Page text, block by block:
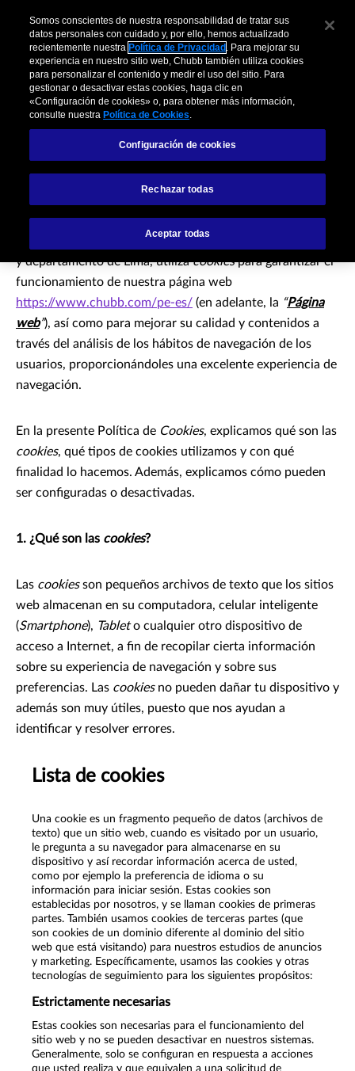
Política de Cookies
Nº20390625007, con domicilio en Calle Amador Merino
Reyna Nº267, interior 402, distrito de San Isidro, provincia
y departamento de Lima, utilizacookiespara garantizar el
funcionamiento de nuestra página web
https://www.chubb.com/pe-es/ (en adelante, la “Página
web”), así como para mejorar su calidad y contenidos a
través del análisis de los hábitos de navegación de los
usuarios, proporcionándoles una excelente experiencia de
navegación.
En la presente Política de Cookies, explicamos qué son las
cookies, qué tipos de cookies utilizamos y con qué
finalidad lo hacemos. Además, explicamos cómo pueden
ser configuradas o desactivadas.
1. ¿Qué son las cookies?
Las cookiesson pequeños archivos de texto que los sitios
web almacenan en su computadora, celular inteligente
(Smartphone), Tableto cualquier otro dispositivo de
acceso a Internet, a fin de recopilar cierta información
sobre su experiencia de navegación y sobre sus
preferencias. Las cookies no pueden dañar tu dispositivo y
además son muy útiles, puesto que nos ayudan a
identificar y resolver errores.
Lista de cookies
Una cookie es un fragmento pequeño de datos (archivos de
texto) que un sitio web, cuando es visitado por un usuario,
le pregunta a su navegador para almacenarse en su
dispositivo y así recordar información acerca de usted,
como por ejemplo la preferencia de idioma o su
información para iniciar sesión. Estas cookies son
establecidas por nosotros, y se llaman cookies de primeras
partes. También usamos cookies de terceras partes (que
son cookies de un dominio diferente al dominio del sitio
web que está visitando) para nuestros estudios de anuncios
y marketing. Específicamente, usamos las cookies y otras
tecnologías de seguimiento para los siguientes propósitos:
Estrictamente necesarias
Estas cookies son necesarias para el funcionamiento del
sitio web y no se pueden desactivar en nuestros sistemas.
Generalmente, solo se configuran en respuesta a acciones
que usted realiza y que equivalen a una solicitud de
Somos conscientes de nuestra responsabilidad de tratar sus
datos personales con cuidado y, por ello, hemos actualizado
recientemente nuestra Política de Privacidad . Para mejorar su
experiencia en nuestro sitio web, Chubb también utiliza cookies
para personalizar el contenido y medir el uso del sitio. Para
gestionar o desactivar estas cookies, haga clic en
«Configuración de cookies» o, para obtener más información,
consulte nuestra Política de Cookies.
Configuración de cookies
Rechazar todas
Aceptar todas